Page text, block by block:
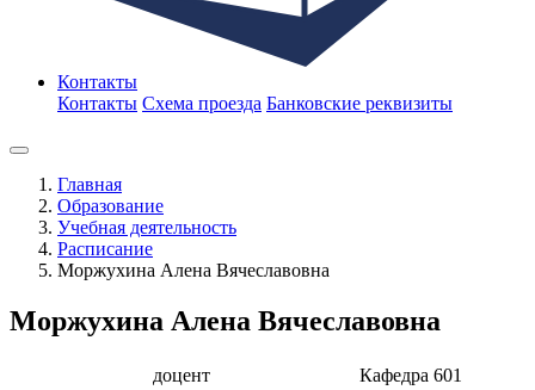
Контакты
Контакты Схема проезда Банковские реквизиты
Главная
Образование
Учебная деятельность
Расписание
Моржухина Алена Вячеславовна
Моржухина Алена Вячеславовна
доцент
Кафедра 601